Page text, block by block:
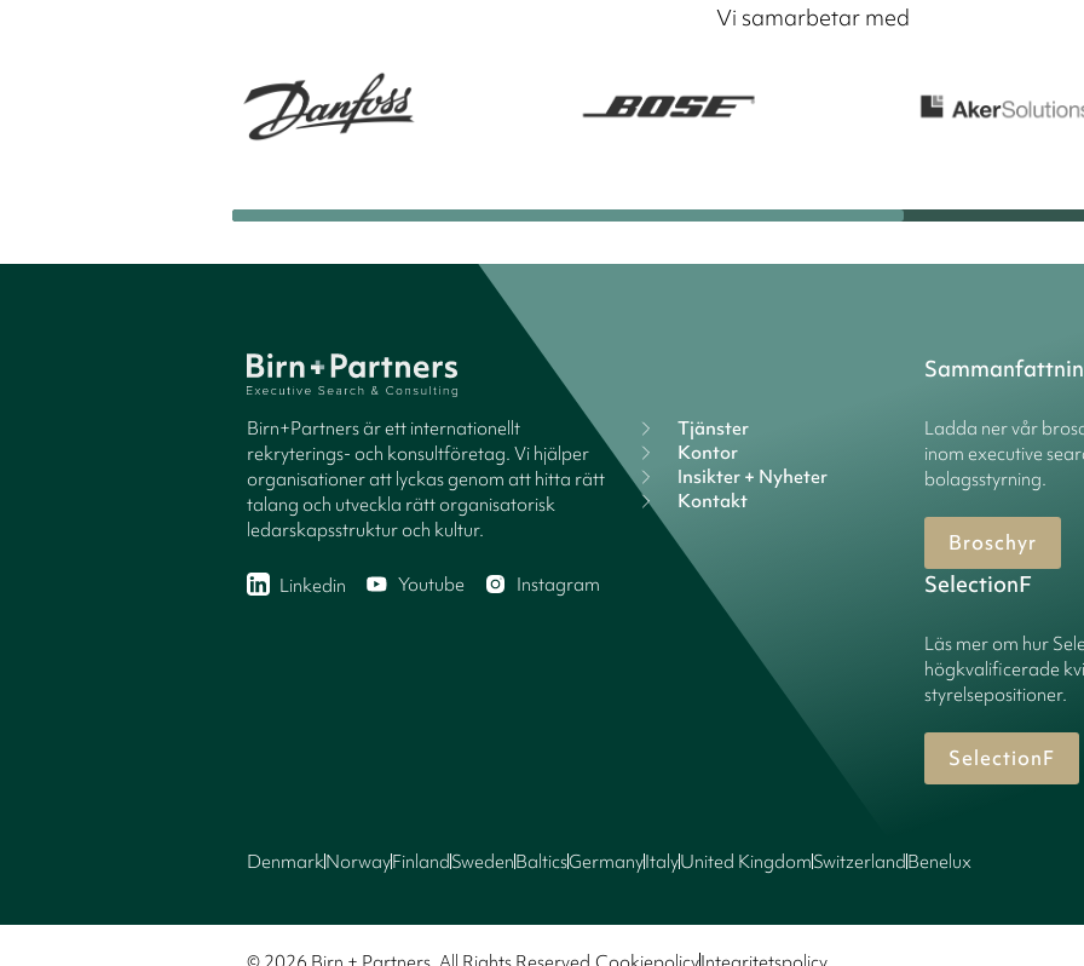
Vi samarbetar med
Birn+Partners är ett internationellt
rekryterings- och konsultföretag. Vi hjälper
organisationer att lyckas genom att hitta rätt
talang och utveckla rätt organisatorisk
ledarskapsstruktur och kultur.
Linkedin Youtube Instagram
Tjänster
Kontor
Insikter + Nyheter
Kontakt
Ladda ner vår
inom executive
bolagsstyrning.
Broschyr
SelectionF
Läs mer om hur
högkvalificerade
styrelsepositioner.
SelectionF
DenmarkNorwayFinlandSwedenBalticsGermanyItalyUnited KingdomSwitzerlandBenelux